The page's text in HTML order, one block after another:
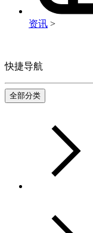
资讯 >
快捷导航
全部分类